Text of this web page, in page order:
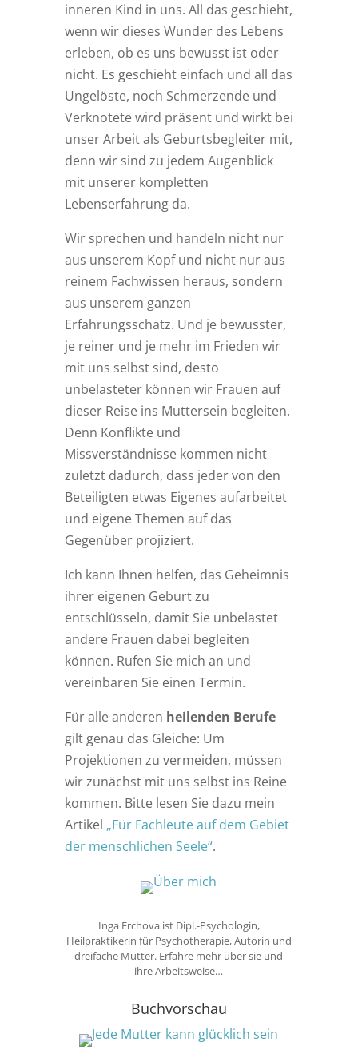
inneren Kind in uns. All das geschieht,
wenn wir dieses Wunder des Lebens
erleben, ob es uns bewusst ist oder
nicht. Es geschieht einfach und all das
Ungelöste, noch Schmerzende und
Verknotete wird präsent und wirkt bei
unser Arbeit als Geburtsbegleiter mit,
denn wir sind zu jedem Augenblick
mit unserer kompletten
Lebenserfahrung da.
Wir sprechen und handeln nicht nur
aus unserem Kopf und nicht nur aus
reinem Fachwissen heraus, sondern
aus unserem ganzen
Erfahrungsschatz. Und je bewusster,
je reiner und je mehr im Frieden wir
mit uns selbst sind, desto
unbelasteter können wir Frauen auf
dieser Reise ins Muttersein begleiten.
Denn Konflikte und
Missverständnisse kommen nicht
zuletzt dadurch, dass jeder von den
Beteiligten etwas Eigenes aufarbeitet
und eigene Themen auf das
Gegenüber projiziert.
Ich kann Ihnen helfen, das Geheimnis
ihrer eigenen Geburt zu
entschlüsseln, damit Sie unbelastet
andere Frauen dabei begleiten
können. Rufen Sie mich an und
vereinbaren Sie einen Termin.
Für alle anderen heilenden Berufe
gilt genau das Gleiche: Um
Projektionen zu vermeiden, müssen
wir zunächst mit uns selbst ins Reine
kommen. Bitte lesen Sie dazu mein
Artikel „Für Fachleute auf dem Gebiet
der menschlichen Seele“.
Inga Erchova ist Dipl.-Psychologin,
Heilpraktikerin für Psychotherapie, Autorin und
dreifache Mutter. Erfahre mehr über sie und
ihre Arbeitsweise…
Buchvorschau